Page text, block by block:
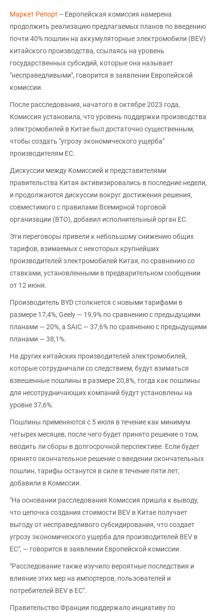
Маркет Репорт-- Европейская комиссия намерена
продолжить реализацию предлагаемых планов по введению
почти 40% пошлин на аккумуляторные электромобили (BEV)
китайского производства, ссылаясь на уровень
государственных субсидий, которые она называет
"несправедливыми", говорится в заявлении Европейской
комиссии.
После расследования, начатого в октябре 2023 года,
Комиссия установила, что уровень поддержки производства
электромобилей в Китае был достаточно существенным,
чтобы создать "угрозу экономического ущерба"
производителям ЕС.
Дискуссии между Комиссией и представителями
правительства Китая активизировались в последние недели,
и продолжаются дискуссии вокруг достижения решения,
совместимого с правилами Всемирной торговой
организации (ВТО), добавил исполнительный орган ЕС.
Эти переговоры привели к небольшому снижению общих
тарифов, взимаемых с некоторых крупнейших
производителей электромобилей Китая, по сравнению со
ставками, установленными в предварительном сообщении
от 12 июня.
Производитель BYD столкнется с новыми тарифами в
размере 17,4%, Geely — 19,9% по сравнению с предыдущими
планами — 20%, а SAIC — 37,6% по сравнению с предыдущими
планами — 38,1%.
На других китайских производителей электромобилей,
которые сотрудничали со следствием, будут взиматься
взвешенные пошлины в размере 20,8%, тогда как пошлины
для несотрудничающих компаний будут установлены на
уровне 37,6%.
Пошлины применяются с 5 июля в течение как минимум
четырех месяцев, после чего будет принято решение о том,
вводить ли сборы в долгосрочной перспективе. Если будет
принято окончательное решение о введении окончательных
пошлин, тарифы останутся в силе в течение пяти лет,
добавили в Комиссии.
"На основании расследования Комиссия пришла к выводу,
что цепочка создания стоимости BEV в Китае получает
выгоду от несправедливого субсидирования, что создает
угрозу экономического ущерба для производителей BEV в
ЕС", — говорится в заявлении Европейской комиссии.
"Расследование также изучило вероятные последствия и
влияние этих мер на импортеров, пользователей и
потребителей BEV в ЕС".
Правительство Франции поддержало инциативу по